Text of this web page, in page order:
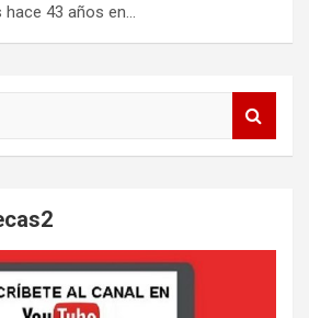
43 años en…